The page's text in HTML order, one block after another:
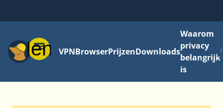
MenuVPNBrowserPrijzenDownloads
Waarom
privacy
belangrijk
is